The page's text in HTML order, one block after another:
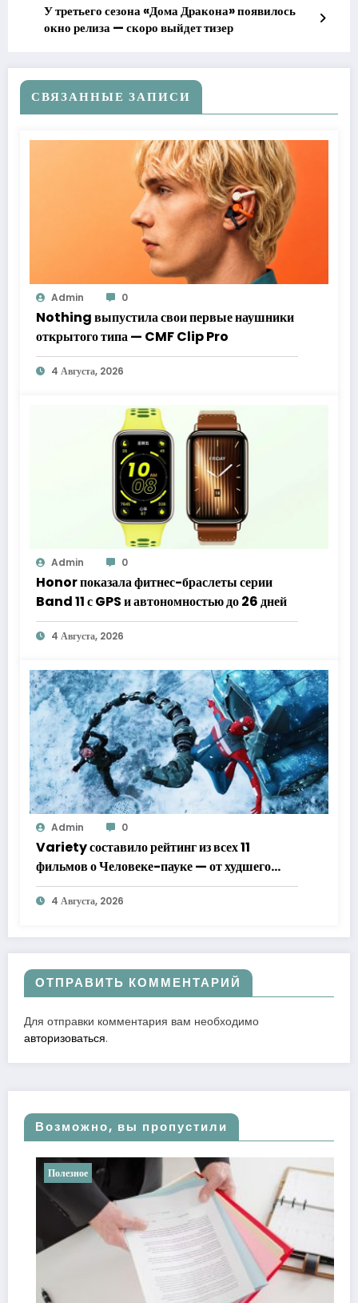
У третьего сезона «Дома Дракона» появилось
окно релиза — скоро выйдет тизер
СВЯЗАННЫЕ ЗАПИСИ
Admin 0
Nothing выпустила свои первые наушники
открытого типа — CMF Clip Pro
4 Августа, 2026
Admin 0
Honor показала фитнес-браслеты серии
Band 11 с GPS и автономностью до 26 дней
4 Августа, 2026
Admin 0
Variety составило рейтинг из всех 11
фильмов о Человеке-пауке — от худшего
к лучшему
4 Августа, 2026
ОТПРАВИТЬ КОММЕНТАРИЙ
Для отправки комментария вам необходимо
авторизоваться.
Возможно, вы пропустили
Полезное